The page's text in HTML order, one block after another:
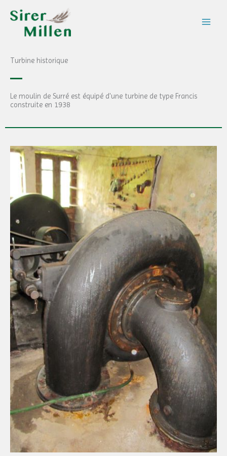
Inhalt
Turbine historique
Le moulin de Surré est équipé d'une turbine de type Francis
construite en 1938